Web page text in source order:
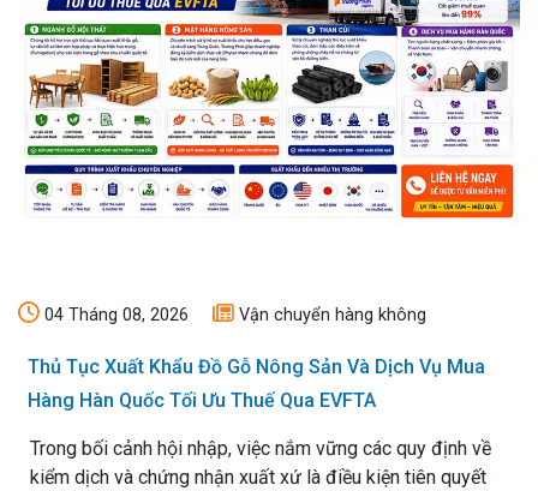
04 Tháng 08, 2026 Vận chuyển hàng không
Thủ Tục Xuất Khẩu Đồ Gỗ Nông Sản Và Dịch Vụ Mua
Hàng Hàn Quốc Tối Ưu Thuế Qua EVFTA
Trong bối cảnh hội nhập, việc nắm vững các quy định về
kiểm dịch và chứng nhận xuất xứ là điều kiện tiên quyết